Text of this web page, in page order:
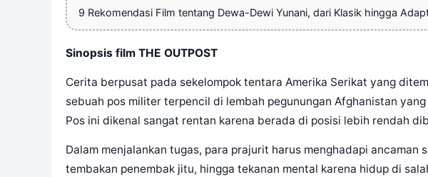
9 Rekomendasi Film tentang Dewa-Dewi Yunani, dari Klasik hingga
Sinopsis film THE OUTPOST
Cerita berpusat pada sekelompok tentara Amerika Serikat yang
sebuah pos militer terpencil di lembah pegunungan Afghanistan
Pos ini dikenal sangat rentan karena berada di posisi lebih rendah
Dalam menjalankan tugas, para prajurit harus menghadapi ancaman
tembakan penembak jitu, hingga tekanan mental karena hidup di